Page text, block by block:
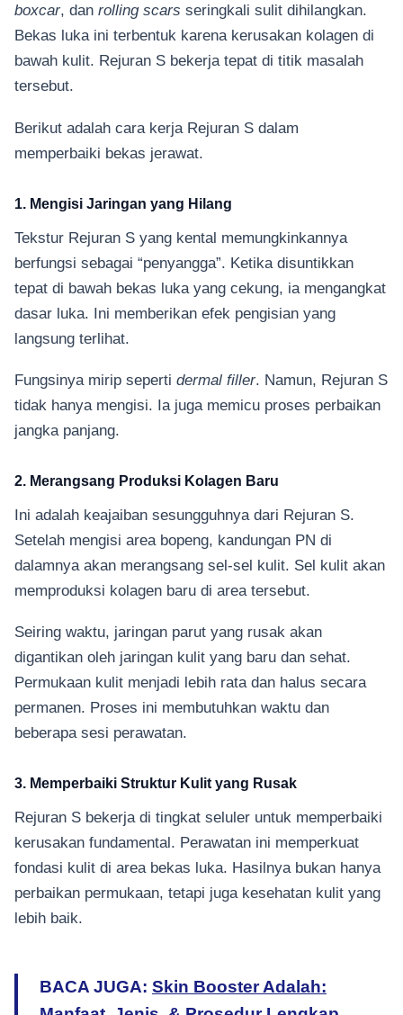
boxcar, dan rolling scars seringkali sulit dihilangkan.
Bekas luka ini terbentuk karena kerusakan kolagen di
bawah kulit. Rejuran S bekerja tepat di titik masalah
tersebut.
Berikut adalah cara kerja Rejuran S dalam
memperbaiki bekas jerawat.
1. Mengisi Jaringan yang Hilang
Tekstur Rejuran S yang kental memungkinkannya
berfungsi sebagai “penyangga”. Ketika disuntikkan
tepat di bawah bekas luka yang cekung, ia mengangkat
dasar luka. Ini memberikan efek pengisian yang
langsung terlihat.
Fungsinya mirip seperti dermal filler. Namun, Rejuran S
tidak hanya mengisi. Ia juga memicu proses perbaikan
jangka panjang.
2. Merangsang Produksi Kolagen Baru
Ini adalah keajaiban sesungguhnya dari Rejuran S.
Setelah mengisi area bopeng, kandungan PN di
dalamnya akan merangsang sel-sel kulit. Sel kulit akan
memproduksi kolagen baru di area tersebut.
Seiring waktu, jaringan parut yang rusak akan
digantikan oleh jaringan kulit yang baru dan sehat.
Permukaan kulit menjadi lebih rata dan halus secara
permanen. Proses ini membutuhkan waktu dan
beberapa sesi perawatan.
3. Memperbaiki Struktur Kulit yang Rusak
Rejuran S bekerja di tingkat seluler untuk memperbaiki
kerusakan fundamental. Perawatan ini memperkuat
fondasi kulit di area bekas luka. Hasilnya bukan hanya
perbaikan permukaan, tetapi juga kesehatan kulit yang
lebih baik.
BACA JUGA: Skin Booster Adalah: